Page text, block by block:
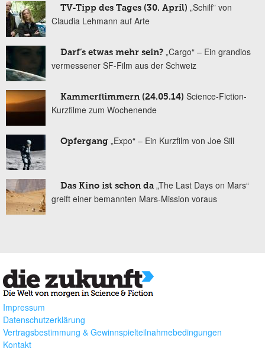
TV-Tipp des Tages (30. April) „Schilf” von
Claudia Lehmann auf Arte
Darf’s etwas mehr sein? „Cargo“ – Ein grandios
vermessener SF-Film aus der Schweiz
Kammerflimmern (24.05.14) Science-Fiction-
Kurzfilme zum Wochenende
Opfergang „Expo“ – Ein Kurzfilm von Joe Sill
Das Kino ist schon da „The Last Days on Mars“
greift einer bemannten Mars-Mission voraus
Impressum
Datenschutzerklärung
Vertragsbestimmung & Gewinnspielteilnahmebedingungen
Kontakt